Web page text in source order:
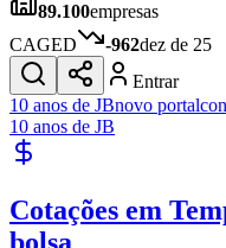
Gastronomia
Cinema & Shows
JogosNovo
Para Sua Empresa
Publicidade Legal
89.100empresas
CAGED
-962dez de 25
Entrar
10 anos de JBnovo portal
10 anos de JB
Cotações em